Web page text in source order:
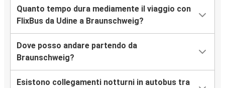
Quanto tempo dura mediamente il viaggio con
FlixBus da Udine a Braunschweig?
Dove posso andare partendo da
Braunschweig?
Esistono collegamenti notturni in autobus tra